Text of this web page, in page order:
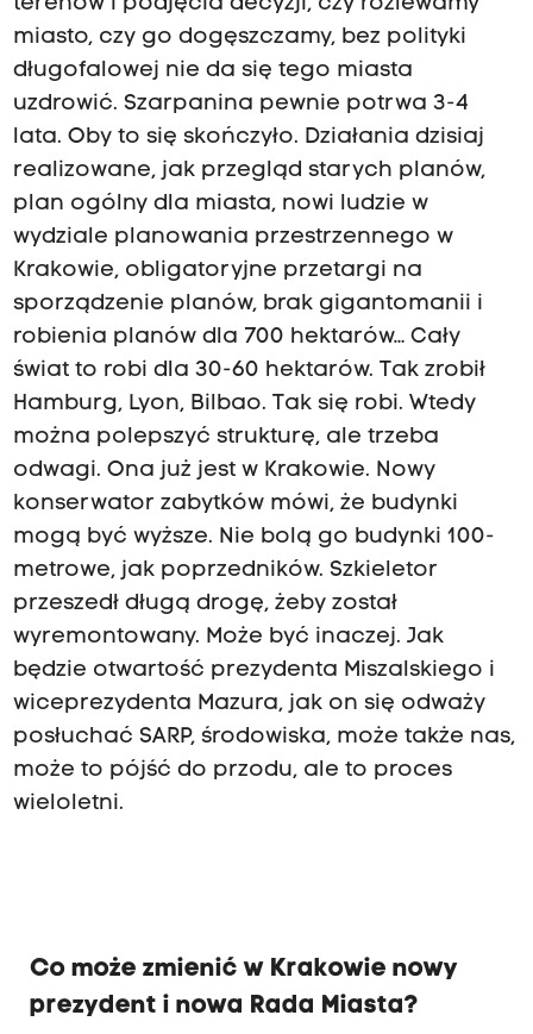
terenów i podjęcia decyzji, czy rozlewamy
miasto, czy go dogęszczamy, bez polityki
długofalowej nie da się tego miasta
uzdrowić. Szarpanina pewnie potrwa 3-4
lata. Oby to się skończyło. Działania dzisiaj
realizowane, jak przegląd starych planów,
plan ogólny dla miasta, nowi ludzie w
wydziale planowania przestrzennego w
Krakowie, obligatoryjne przetargi na
sporządzenie planów, brak gigantomanii i
robienia planów dla 700 hektarów… Cały
świat to robi dla 30-60 hektarów. Tak zrobił
Hamburg, Lyon, Bilbao. Tak się robi. Wtedy
można polepszyć strukturę, ale trzeba
odwagi. Ona już jest w Krakowie. Nowy
konserwator zabytków mówi, że budynki
mogą być wyższe. Nie bolą go budynki 100-
metrowe, jak poprzedników. Szkieletor
przeszedł długą drogę, żeby został
wyremontowany. Może być inaczej. Jak
będzie otwartość prezydenta Miszalskiego i
wiceprezydenta Mazura, jak on się odważy
posłuchać SARP, środowiska, może także nas,
może to pójść do przodu, ale to proces
wieloletni.
Co może zmienić w Krakowie nowy
prezydent i nowa Rada Miasta?